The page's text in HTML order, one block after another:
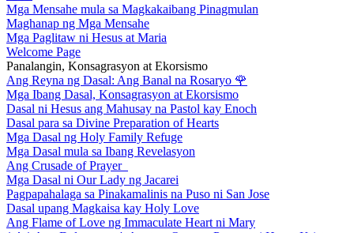
Mga Mensahe mula sa Magkakaibang Pinagmulan
Maghanap ng Mga Mensahe
Mga Paglitaw ni Hesus at Maria
Welcome Page
Panalangin, Konsagrasyon at Ekorsismo
Ang Reyna ng Dasal: Ang Banal na Rosaryo 🌹
Mga Ibang Dasal, Konsagrasyon at Ekorsismo
Dasal ni Hesus ang Mahusay na Pastol kay Enoch
Dasal para sa Divine Preparation of Hearts
Mga Dasal ng Holy Family Refuge
Mga Dasal mula sa Ibang Revelasyon
Ang Crusade of Prayer
Mga Dasal ni Our Lady ng Jacarei
Pagpapahalaga sa Pinakamalinis na Puso ni San Jose
Dasal upang Magkaisa kay Holy Love
Ang Flame of Love ng Immaculate Heart ni Mary